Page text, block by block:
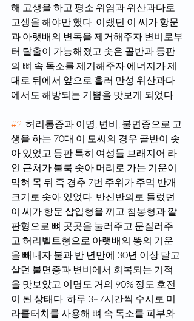
해 고생을 하고 평소 위염과 위산과다로
고생을 해야만 했다. 이랬던 이 씨가 항문
과 아랫배의 변독을 제거해주자 변비로부
터 탈출이 가능해졌고 솟은 골반과 등판
의 뼈 속 독소를 제거해주자 에너지가 제
대로 뒤에서 앞으로 흘러 만성 위산과다
에서도 해방되는 기쁨을 맛보게 되었다.
#2. 허리통증과 이명, 변비, 불면증으로 고
생을 하는 70대 이 모씨의 경우 골반이 솟
아 있었고 등판 특히 여성들 브래지어 라
인 근처가 불룩 솟아 머리로 가는 기운이
막혀 목 뒤 즉 경추 7번 주위가 주먹 반개
크기로 솟아 있었다. 반신반의로 들렀던
이 씨가 항문 삽입형을 끼고 침봉형과 깔
판형으로 뼈 곳곳을 눌러주고 문질러주
고 허리벨트형으로 아랫배의 똥의 기운
을 빼내자 불과 반 년만에 30년 이상 달고
살던 불면증과 변비에서 회복되는 기적
을 맛보았고 이명도 거의 90% 정도 호전
이 된 상태다. 하루 3~7시간씩 수시로 미
라클터치를 사용해 뼈 속 독소를 피부와